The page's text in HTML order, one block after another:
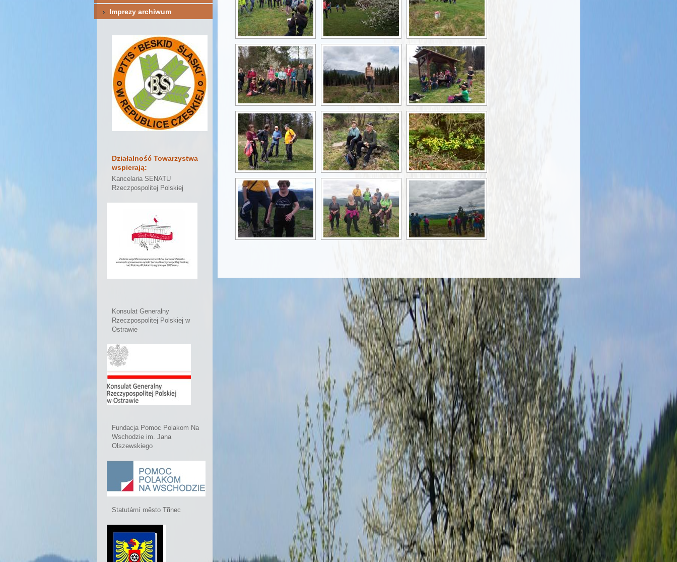
Imprezy archiwum
Działalność Towarzystwa
wspierają:
Kancelaria SENATU
Rzeczpospolitej Polskiej
Konsulat Generalny
Rzeczpospolitej Polskiej w
Ostrawie
Fundacja Pomoc Polakom Na
Wschodzie im. Jana
Olszewskiego
Statutární město Třinec